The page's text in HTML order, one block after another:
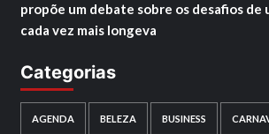
propõe um debate sobre os desafios de
cada vez mais longeva
Categorias
AGENDA BELEZA BUSINESS